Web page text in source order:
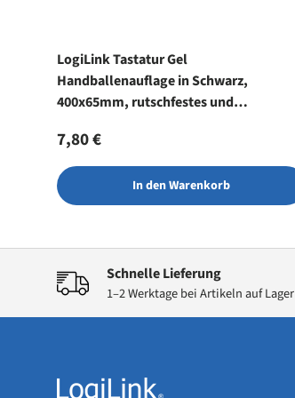
LogiLink Tastatur Gel
Handballenauflage in Schwarz,
400x65mm, rutschfestes und
Normaler Preis
7,80 €
In den Warenkorb
Schnelle Lieferung
1–2 Werktage bei Artikeln auf Lager